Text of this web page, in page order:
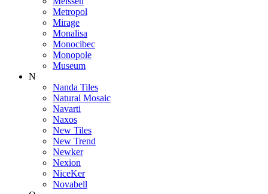
Metropol
Mirage
Monalisa
Monocibec
Monopole
Museum
N
Nanda Tiles
Natural Mosaic
Navarti
Naxos
New Tiles
New Trend
Newker
Nexion
NiceKer
Novabell